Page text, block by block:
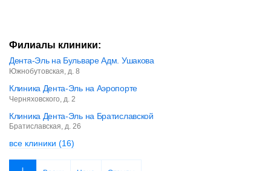
Филиалы клиники:
Дента-Эль на Бульваре Адм. Ушакова
Южнобутовская, д. 8
Клиника Дента-Эль на Аэропорте
Черняховского, д. 2
Клиника Дента-Эль на Братиславской
Братиславская, д. 26
все клиники (16)